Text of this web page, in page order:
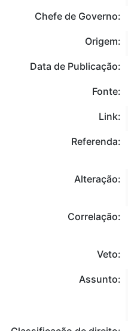
Chefe de Governo:
Origem:
Data de Publicação:
Fonte:
Link:
Referenda:
Alteração:
Correlação:
Veto:
Assunto: